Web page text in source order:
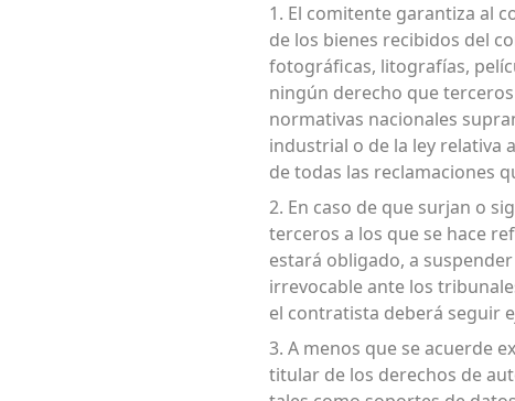
1. El comitente garantiza al
de los bienes recibidos del
fotográficas, litografías,
ningún derecho que
normativas nacionales
industrial o de la ley relativa
de todas las reclamaciones
2. En caso de que surjan o
terceros a los que se hace
estará obligado, a
irrevocable ante los
el contratista deberá seguir
3. A menos que se acuerde
titular de los derechos de